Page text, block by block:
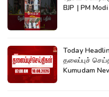
BJP | PM
Today
தலைப்புச்
Kumudam